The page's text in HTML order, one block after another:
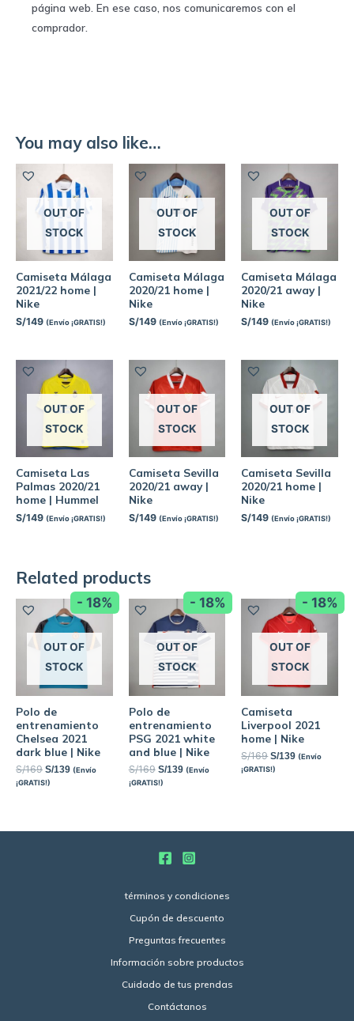
página web. En ese caso, nos comunicaremos con el
comprador.
You may also like…
OUT OF
STOCK
Camiseta Málaga
2021/22 home |
Nike
S/149 (Envío ¡GRATIS!)
OUT OF
STOCK
Camiseta Málaga
2020/21 home |
Nike
S/149 (Envío ¡GRATIS!)
OUT OF
STOCK
Camiseta Málaga
2020/21 away |
Nike
S/149 (Envío ¡GRATIS!)
OUT OF
STOCK
Camiseta Las
Palmas 2020/21
home | Hummel
S/149 (Envío ¡GRATIS!)
OUT OF
STOCK
Camiseta Sevilla
2020/21 away |
Nike
S/149 (Envío ¡GRATIS!)
OUT OF
STOCK
Camiseta Sevilla
2020/21 home |
Nike
S/149 (Envío ¡GRATIS!)
Related products
- 18%
OUT OF
STOCK
Polo de
entrenamiento
Chelsea 2021
dark blue | Nike
S/169 S/139 (Envío
¡GRATIS!)
- 18%
OUT OF
STOCK
Polo de
entrenamiento
PSG 2021 white
and blue | Nike
S/169 S/139 (Envío
¡GRATIS!)
- 18%
OUT OF
STOCK
Camiseta
Liverpool 2021
home | Nike
S/169 S/139 (Envío
¡GRATIS!)
términos y condiciones
Cupón de descuento
Preguntas frecuentes
Información sobre productos
Cuidado de tus prendas
Contáctanos